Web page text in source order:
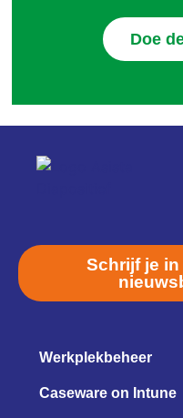
Doe
Schrijf je
Werkplekbeheer
Caseware on Intune